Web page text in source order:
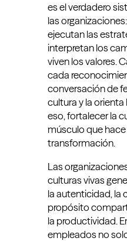
es el verdadero
las
ejecutan las
interpretan los
viven los valores.
cada
conversación de
cultura y la orienta
eso, fortalecer la
músculo que
transformación.
Las
culturas vivas
la autenticidad, la
propósito
la productividad.
empleados no